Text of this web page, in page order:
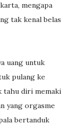
mengapa
tak kenal belas
uang untuk
pulang ke
tahu diri memaki
yang orgasme
bertanduk